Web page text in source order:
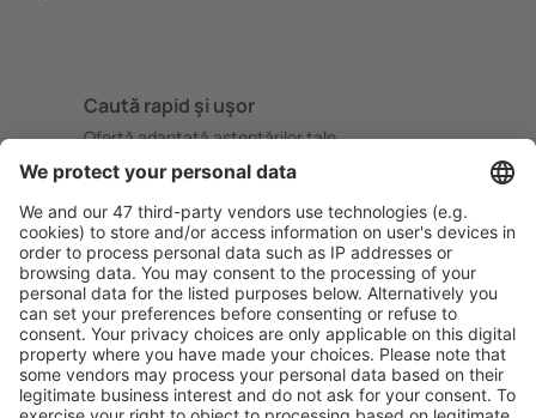
Caută rapid şi uşor
Ofertă adaptată aşteptărilor tale.
Planifică ȋn siguranţă
Rezervare fără griji cu opțiune gratuită de anulare.
Economiseşte mai mult
Prețuri atractive și oferte speciale pentru utilizatorii
conectați.